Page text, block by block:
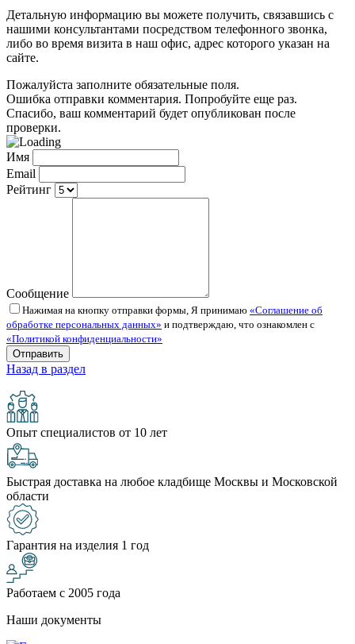
Детальную информацию вы можете получить, связавшись с
нашими консультантами посредством телефонного звонка,
либо во время визита в наш офис, адрес которого указан на
сайте.
Пожалуйста заполните обязательные поля.
Ошибка отправки комментария. Попробуйте еще раз.
Спасибо, ваш комментарий будет опубликован после
проверки.
Имя
Email
Рейтинг
Сообщение
Нажимая на кнопку отправки формы, Я принимаю «Соглашение об
обработке персональных данных» и подтверждаю, что ознакомлен с
«Политикой конфиденциальности»
Назад в раздел
Опыт специалистов от 10 лет
Быстрая доставка на любое кладбище Москвы и Московской
области
Гарантия на изделия 1 год
Работаем с 2005 года
Наши документы